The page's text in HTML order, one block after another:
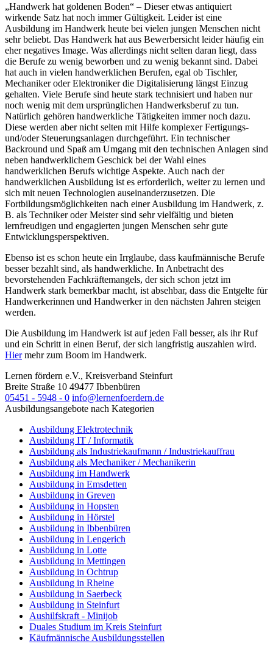
„Handwerk hat goldenen Boden“ – Dieser etwas antiquiert
wirkende Satz hat noch immer Gültigkeit. Leider ist eine
Ausbildung im Handwerk heute bei vielen jungen Menschen nicht
sehr beliebt. Das Handwerk hat aus Bewerbersicht leider häufig ein
eher negatives Image. Was allerdings nicht selten daran liegt, dass
die Berufe zu wenig beworben und zu wenig bekannt sind. Dabei
hat auch in vielen handwerklichen Berufen, egal ob Tischler,
Mechaniker oder Elektroniker die Digitalisierung längst Einzug
gehalten. Viele Berufe sind heute stark technisiert und haben nur
noch wenig mit dem ursprünglichen Handwerksberuf zu tun.
Natürlich gehören handwerkliche Tätigkeiten immer noch dazu.
Diese werden aber nicht selten mit Hilfe komplexer Fertigungs-
und/oder Steuerungsanlagen durchgeführt. Ein technischer
Backround und Spaß am Umgang mit den technischen Anlagen sind
neben handwerklichem Geschick bei der Wahl eines
handwerklichen Berufs wichtige Aspekte. Auch nach der
handwerklichen Ausbildung ist es erforderlich, weiter zu lernen und
sich mit neuen Technologien auseinanderzusetzen. Die
Fortbildungsmöglichkeiten nach einer Ausbildung im Handwerk, z.
B. als Techniker oder Meister sind sehr vielfältig und bieten
lernfreudigen und engagierten jungen Menschen sehr gute
Entwicklungsperspektiven.
Ebenso ist es schon heute ein Irrglaube, dass kaufmännische Berufe
besser bezahlt sind, als handwerkliche. In Anbetracht des
bevorstehenden Fachkräftemangels, der sich schon jetzt im
Handwerk stark bemerkbar macht, ist absehbar, dass die Entgelte für
Handwerkerinnen und Handwerker in den nächsten Jahren steigen
werden.
Die Ausbildung im Handwerk ist auf jeden Fall besser, als ihr Ruf
und ein Schritt in einen Beruf, der sich langfristig auszahlen wird.
Hiermehr zum Boom im Handwerk.
Lernen fördern e.V., Kreisverband Steinfurt
Breite Straße 10 49477 Ibbenbüren
05451 - 5948 - 0 info@lernenfoerdern.de
Ausbildungsangebote nach Kategorien
Ausbildung Elektrotechnik
Ausbildung IT / Informatik
Ausbildung als Industriekaufmann / Industriekauffrau
Ausbildung als Mechaniker / Mechanikerin
Ausbildung im Handwerk
Ausbildung in Emsdetten
Ausbildung in Greven
Ausbildung in Hopsten
Ausbildung in Hörstel
Ausbildung in Ibbenbüren
Ausbildung in Lengerich
Ausbildung in Lotte
Ausbildung in Mettingen
Ausbildung in Ochtrup
Ausbildung in Rheine
Ausbildung in Saerbeck
Ausbildung in Steinfurt
Aushilfskraft - Minijob
Duales Studium im Kreis Steinfurt
Käufmännische Ausbildungsstellen